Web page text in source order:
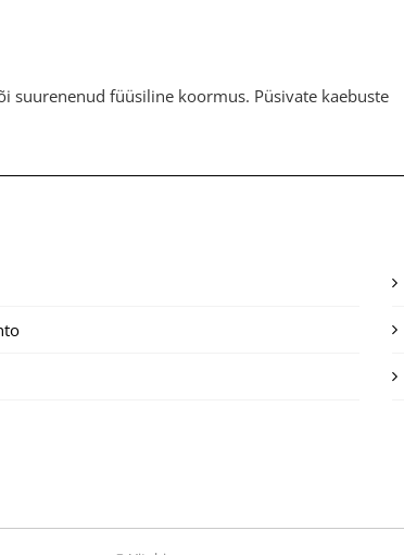
suurenenud füüsiline koormus. Püsivate kaebuste